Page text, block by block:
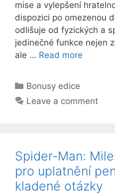
mise a vylepšení
dispozici po omezenou
odlišuje od fyzických a
jedinečné funkce nejen
ale … Read more
Categories
Bonusy edice
Leave a comment
Spider-Man:
pro uplatnění
kladené otázky